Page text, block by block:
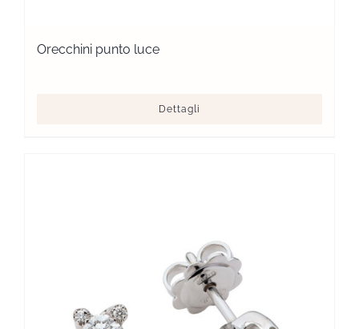
Orecchini punto luce
Dettagli